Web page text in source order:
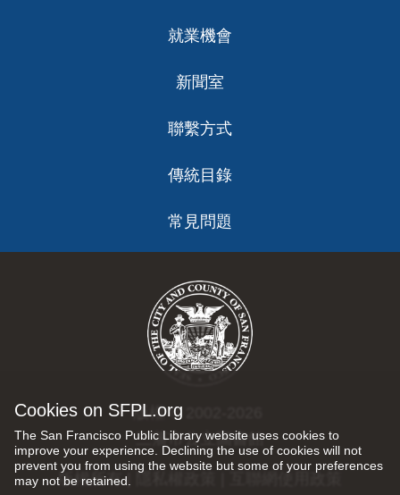
Cookies on SFPL.org
The San Francisco Public Library website uses cookies to
improve your experience. Declining the use of cookies will not
prevent you from using the website but some of your preferences
may not be retained.
就業機會
新聞室
聯繫方式
傳統目錄
常見問題
版權 © 2002-2026
三藩市公立圖書館
版權所有 |